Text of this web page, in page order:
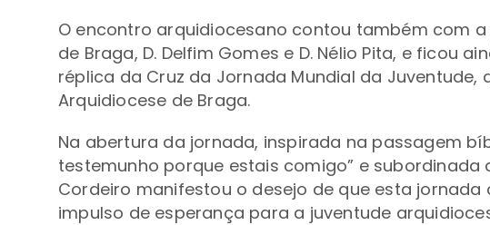
O encontro arquidiocesano contou também com
de Braga, D. Delfim Gomes e D. Nélio Pita, e ficou
réplica da Cruz da Jornada Mundial da Juventude,
Arquidiocese de Braga.
Na abertura da jornada, inspirada na passagem
testemunho porque estais comigo” e subordinada
Cordeiro manifestou o desejo de que esta
impulso de esperança para a juventude